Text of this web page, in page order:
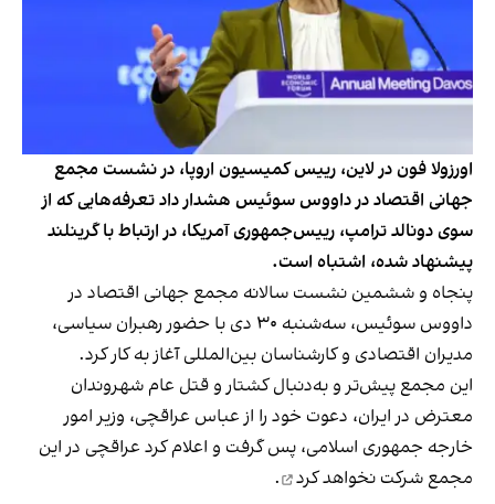
اورزولا فون در لاین، رییس کمیسیون اروپا، در نشست مجمع
جهانی اقتصاد در داووس سوئیس هشدار داد تعرفه‌هایی که از
سوی دونالد ترامپ، رییس‌جمهوری آمریکا، در ارتباط با گرینلند
پیشنهاد شده، اشتباه است.
پنجاه و ششمین نشست سالانه مجمع جهانی اقتصاد در
داووس سوئیس، سه‌شنبه ۳۰ دی با حضور رهبران سیاسی،
مدیران اقتصادی و کارشناسان بین‌المللی آغاز به کار کرد.
این مجمع پیش‌تر و به‌دنبال کشتار و قتل عام شهروندان
معترض در ایران، دعوت خود را از عباس عراقچی، وزیر امور
خارجه جمهوری اسلامی، پس گرفت و اعلام کرد عراقچی در این
مجمع شرکت نخواهد کرد .